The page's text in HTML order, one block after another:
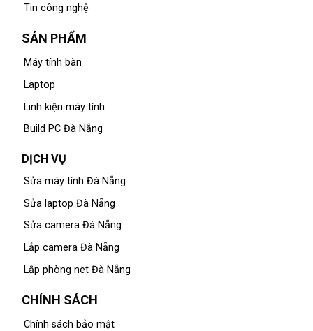
Tin công nghệ
SẢN PHẨM
Máy tính bàn
Laptop
Linh kiện máy tính
Build PC Đà Nẵng
DỊCH VỤ
Sửa máy tính Đà Nẵng
Sửa laptop Đà Nẵng
Sửa camera Đà Nẵng
Lắp camera Đà Nẵng
Lắp phòng net Đà Nẵng
CHÍNH SÁCH
Chính sách bảo mật